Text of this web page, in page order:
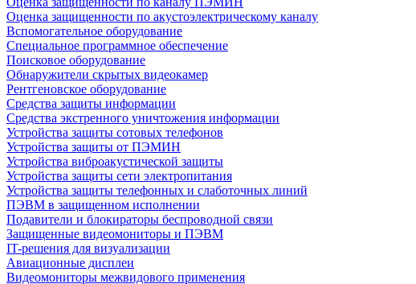
Оценка защищенности по акустоэлектрическому каналу
Вспомогательное оборудование
Специальное программное обеспечение
Поисковое оборудование
Обнаружители скрытых видеокамер
Рентгеновское оборудование
Средства защиты информации
Средства экстренного уничтожения информации
Устройства защиты сотовых телефонов
Устройства защиты от ПЭМИН
Устройства виброакустической защиты
Устройства защиты сети электропитания
Устройства защиты телефонных и слаботочных линий
ПЭВМ в защищенном исполнении
Подавители и блокираторы беспроводной связи
Защищенные видеомониторы и ПЭВМ
IT-решения для визуализации
Авиационные дисплеи
Видеомониторы межвидового применения